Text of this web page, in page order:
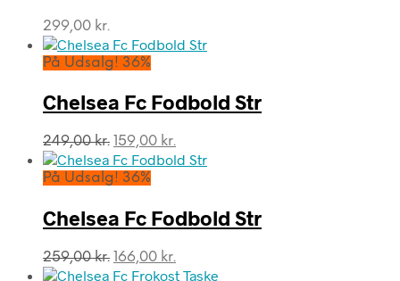
299,00 kr.
På Udsalg! 36%
Chelsea Fc Fodbold Str
249,00kr. Den
oprindelige
pris
249,00 kr..
159,00 kr.
aktuelle
159,00 kr..
På Udsalg! 36%
Chelsea Fc Fodbold Str
259,00kr. Den
oprindelige
166,00 kr.
aktuelle